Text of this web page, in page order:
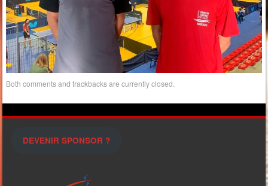
Both comments and trackbacks are currently closed.
DEVENIR SPONSOR ?